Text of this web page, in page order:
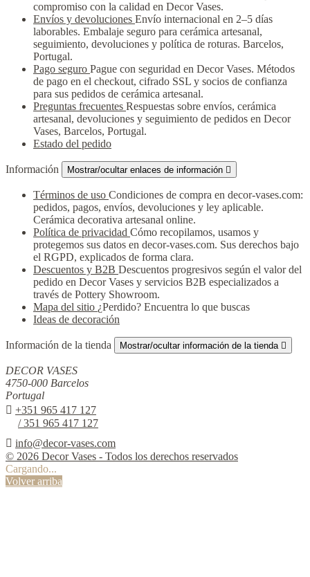
compromiso con la calidad en Decor Vases.
Envíos y devoluciones Envío internacional en 2–5 días
laborables. Embalaje seguro para cerámica artesanal,
seguimiento, devoluciones y política de roturas. Barcelos,
Portugal.
Pago seguro Pague con seguridad en Decor Vases. Métodos
de pago en el checkout, cifrado SSL y socios de confianza
para sus pedidos de cerámica artesanal.
Preguntas frecuentes Respuestas sobre envíos, cerámica
artesanal, devoluciones y seguimiento de pedidos en Decor
Vases, Barcelos, Portugal.
Estado del pedido
Información Mostrar/ocultar enlaces de información 
Términos de uso Condiciones de compra en decor-vases.com:
pedidos, pagos, envíos, devoluciones y ley aplicable.
Cerámica decorativa artesanal online.
Política de privacidad Cómo recopilamos, usamos y
protegemos sus datos en decor-vases.com. Sus derechos bajo
el RGPD, explicados de forma clara.
Descuentos y B2B Descuentos progresivos según el valor del
pedido en Decor Vases y servicios B2B especializados a
través de Pottery Showroom.
Mapa del sitio ¿Perdido? Encuentra lo que buscas
Ideas de decoración
Información de la tienda Mostrar/ocultar información de la tienda 
DECOR VASES
4750-000 Barcelos
Portugal
 +351 965 417 127
/ 351 965 417 127
 info@decor-vases.com
© 2026 Decor Vases - Todos los derechos reservados
Cargando...
Volver arriba